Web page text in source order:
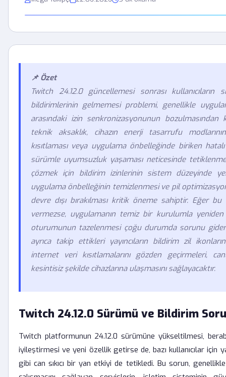
📌 Özet
Twitch 24.12.0 güncellemesi sonrası kullanıcıların
bildirimlerinin gelmemesi problemi, genellikle
arasındaki izin senkronizasyonunun bozulmasından
teknik aksaklık, cihazın enerji tasarrufu
kısıtlaması veya uygulama önbelleğinde biriken
sürümle uyumsuzluk yaşaması neticesinde
çözmek için bildirim izinlerinin sistem düzeyinde
uygulama önbelleğinin temizlenmesi ve pil
devre dışı bırakılması kritik öneme sahiptir. Eğer bu
vermezse, uygulamanın temiz bir kurulumla
oturumunun tazelenmesi çoğu durumda sorunu
ayrıca takip ettikleri yayıncıların bildirim zil
internet veri kısıtlamalarını gözden geçirmeleri,
kesintisiz şekilde cihazlarına ulaşmasını sağlayacaktır.
Twitch 24.12.0 Sürümü ve Bildirim
Twitch platformunun 24.12.0 sürümüne yükseltilmesi,
iyileştirmesi ve yeni özellik getirse de, bazı kullanıcılar için
gibi can sıkıcı bir yan etkiyi de tetikledi. Bu sorun,